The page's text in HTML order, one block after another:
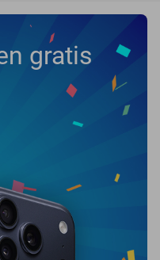
gratis